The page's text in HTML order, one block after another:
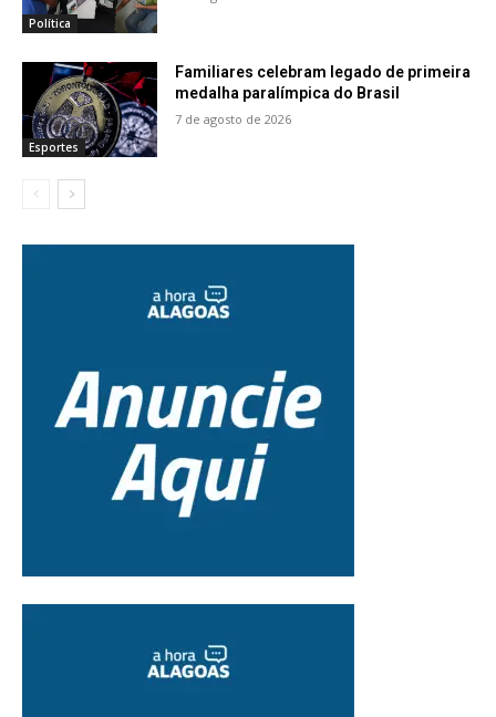
Política
Esportes
Familiares celebram legado de primeira
medalha paralímpica do Brasil
7 de agosto de 2026